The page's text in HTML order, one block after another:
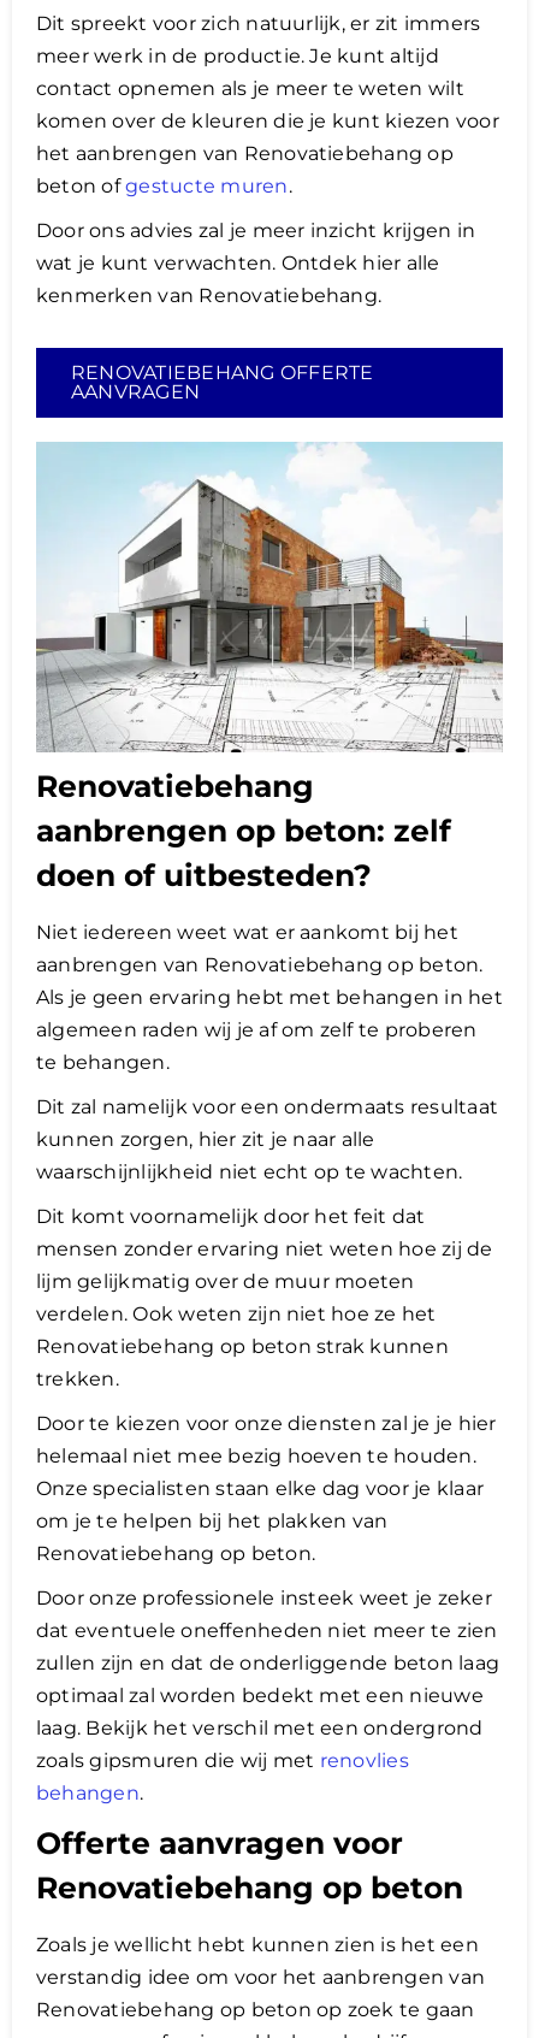
Dit spreekt voor zich natuurlijk, er zit immers
meer werk in de productie. Je kunt altijd
contact opnemen als je meer te weten wilt
komen over de kleuren die je kunt kiezen voor
het aanbrengen van Renovatiebehang op
beton ofgestucte muren.
Door ons advies zal je meer inzicht krijgen in
wat je kunt verwachten. Ontdek hier alle
kenmerken van Renovatiebehang.
RENOVATIEBEHANG OFFERTE
AANVRAGEN
Renovatiebehang
aanbrengen op beton: zelf
doen of uitbesteden?
Niet iedereen weet wat er aankomt bij het
aanbrengen van Renovatiebehang op beton.
Als je geen ervaring hebt met behangen in het
algemeen raden wij je af om zelf te proberen
te behangen.
Dit zal namelijk voor een ondermaats resultaat
kunnen zorgen, hier zit je naar alle
waarschijnlijkheid niet echt op te wachten.
Dit komt voornamelijk door het feit dat
mensen zonder ervaring niet weten hoe zij de
lijm gelijkmatig over de muur moeten
verdelen. Ook weten zijn niet hoe ze het
Renovatiebehang op beton strak kunnen
trekken.
Door te kiezen voor onze diensten zal je je hier
helemaal niet mee bezig hoeven te houden. ​
Onze specialisten staan elke dag voor je klaar
om je te helpen bij het plakken van
Renovatiebehang op beton.
Door onze professionele insteek weet je zeker
dat eventuele oneffenheden niet meer te zien
zullen zijn en dat de onderliggende beton laag
optimaal zal worden bedekt met een nieuwe
laag. Bekijk het verschil met een ondergrond
zoals gipsmuren die wij met renovlies
behangen.
​Offerte aanvragen voor
Renovatiebehang op beton
Zoals je wellicht hebt kunnen zien is het een
verstandig idee om voor het aanbrengen van
Renovatiebehang op beton op zoek te gaan